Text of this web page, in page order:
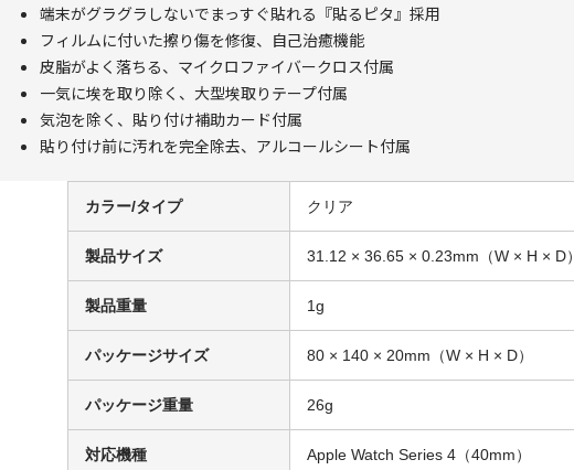
端末がグラグラしないでまっすぐ貼れる『貼るピタ』採用
フィルムに付いた擦り傷を修復、自己治癒機能
皮脂がよく落ちる、マイクロファイバークロス付属
一気に埃を取り除く、大型埃取りテープ付属
気泡を除く、貼り付け補助カード付属
貼り付け前に汚れを完全除去、アルコールシート付属
カラー/タイプ クリア
製品サイズ 31.12 × 36.65 × 0.23mm（W × H × D）
製品重量 1g
パッケージサイズ 80 × 140 × 20mm（W × H × D）
パッケージ重量 26g
対応機種
Apple Watch Series 4（40mm）